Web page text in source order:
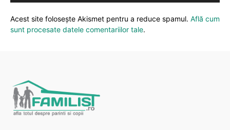
Acest site folosește Akismet pentru a reduce spamul. Află cum
sunt procesate datele comentariilor tale.